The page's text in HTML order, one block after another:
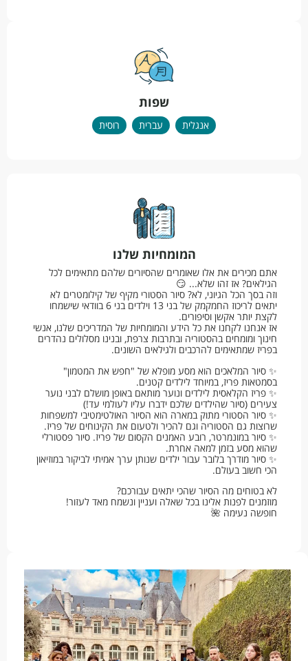
שפות
אנגלית עברית רוסית
המומחיות שלנו
אתם מכירים את אלו שאומרים שהסיורים שלהם מתאימים לכל
הגילאים? אז זהו שלא... 😏
וזה בסך הכל הגיוני, לא? סיור הסטורי מקיף של קילומטרים לא
יתאים לריכוז החמקמק של בני 13 וילדים בני 6 בוודאי שישמחו
לקצת יותר אקשן וסיפורים.
אז אנחנו לקחנו את כל הידע והמומחיות של המדריכים שלנו, אנשי
חינוך ומומחים בהסטוריה ובתרבות צרפת, ובנינו מסלולים נהדרים
בפריז שמתאימים להרכבים ולגילאים השונים.
✨ סיור המלאכים הוא מסע מופלא של "חפש את המטמון"
בסמטאות פריז, במיוחד לילדים קטנים.
✨ פריז הקלאסית לילדים ונוער מותאם באופן מושלם לבני נוער
צעירים (סיור שהילדים שלכם ידברו עליו לעולמי עד!)
✨ סיור הסטורי מתוק במארה הוא הסיור האולטימטיבי למשפחות
שרוצות גם הסטוריה וגם להכיר ולטעום את הקינוחים של פריז.
✨ סיור במונמרטר, רובע האמנים הקסום של פריז. סיור פסטורלי
שהוא מסע בזמן למאה אחרת.
✨ סיור מודרך בלובר עבור ילדים שנותן ערך אמיתי לביקור במוזיאון
הכי חשוב בעולם.
לא בטוחים מה הסיור שהכי יתאים עבורכם?
מוזמנים לפנות אלינו בכל שאלה ועניין ונשמח מאד לעזור!
חופשה נעימה 🌺